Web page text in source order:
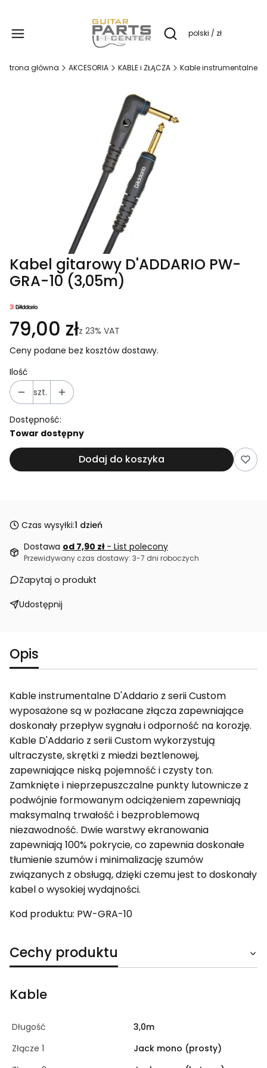
Otwórz wyszukiwarkę
polski / zł
Strona główna AKCESORIA KABLE i ZŁĄCZA Kable instrumentalne
Kabel gitarowy D'ADDARIO PW-
GRA-10 (3,05m)
79,00 złz 23% VAT
Ceny podane bez kosztów dostawy.
Ilość
szt.
Dostępność:
Towar dostępny
Dodaj do koszyka
Czas wysyłki:1 dzień
Dostawa od 7,90 zł - List polecony
Przewidywany czas dostawy: 3-7 dni roboczych
Zapytaj o produkt
Udostępnij
Opis
Kable instrumentalne D'Addario z serii Custom
wyposażone są w pozłacane złącza zapewniające
doskonały przepływ sygnału i odporność na korozję.
Kable D'Addario z serii Custom wykorzystują
ultraczyste, skrętki z miedzi beztlenowej,
zapewniające niską pojemność i czysty ton.
Zamknięte i nieprzepuszczalne punkty lutownicze z
podwójnie formowanym odciążeniem zapewniają
maksymalną trwałość i bezproblemową
niezawodność. Dwie warstwy ekranowania
zapewniają 100% pokrycie, co zapewnia doskonałe
tłumienie szumów i minimalizację szumów
związanych z obsługą, dzięki czemu jest to doskonały
kabel o wysokiej wydajności.
Kod produktu: PW-GRA-10
Cechy produktu
Kable
Długość
3,0m
Złącze 1
Jack mono (prosty)